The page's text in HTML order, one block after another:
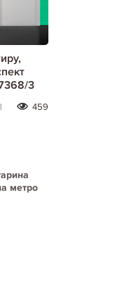
3
459
метро